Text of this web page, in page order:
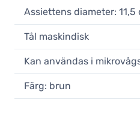
Loveramics
80 ml
Assiettens diameter: 11,5
Tål maskindisk
Kan användas i
Färg: brun